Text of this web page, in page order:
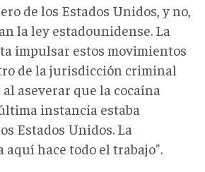
de los Estados Unidos, y no,
la ley estadounidense. La
impulsar estos movimientos
de la jurisdicción criminal
aseverar que la cocaína
instancia estaba
Estados Unidos. La
hace todo el trabajo".